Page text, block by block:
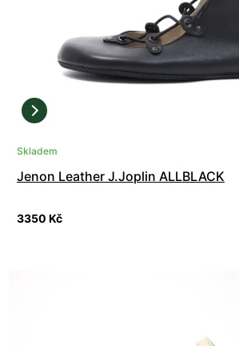
Skladem
Jenon Leather J.Joplin ALLBLACK
3350 Kč